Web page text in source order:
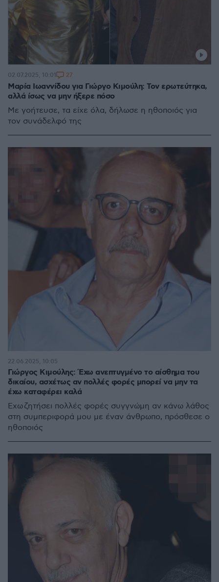
Μαρία Ιωαννίδου για Γιώργο Κιμούλη: Τον ερωτεύτηκα,
αλλά ίσως να μην ήξερε πόσο
Με γοήτευσε, τα είχε όλα, δήλωσε η ηθοποιός για
τον συνάδελφό της
02.07.2025, 10:01 27
Γιώργος Κιμούλης: Έχω ανεπτυγμένο το αίσθημα του
δικαίου, ασχέτως αν πολλές φορές μπορεί να μην τα
έχω καταφέρει καλά
Έχω ζητήσει πολλές φορές συγγνώμη αν κάνω λάθος
στη συμπεριφορά μου με έναν άνθρωπο, πρόσθεσε ο
ηθοποιός
22.06.2025, 10:05